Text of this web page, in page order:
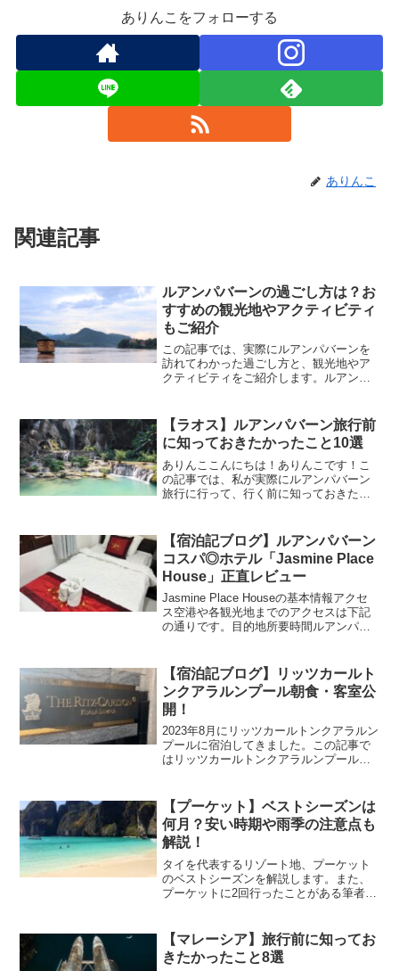
ありんこをフォローする
ありんこ
関連記事
ルアンパバーンの過ごし方は？お
すすめの観光地やアクティビティ
もご紹介
この記事では、実際にルアンパバーンを
訪れてわかった過ごし方と、観光地やア
クティビティをご紹介します。ルアンパ
は、メコン川で夕日を見ること。雄大な
メコン川で眺める夕日は、...
【ラオス】ルアンパバーン旅行前
に知っておきたかったこと10選
ありんここんにちは！ありんこです！こ
の記事では、私が実際にルアンパバーン
旅行に行って、行く前に知っておきたか
いかわからなかったりしたことがいくつ
かあったので、これからル...
【宿泊記ブログ】ルアンパバーン
コスパ◎ホテル「Jasmine Place
House」正直レビュー
Jasmine Place Houseの基本情報アクセ
ス空港や各観光地までのアクセスは下記
の通りです。目的地所要時間ルアンパバ
分ワット・シェントーン徒歩21分クア...
【宿泊記ブログ】リッツカールト
ンクアラルンプール朝食・客室公
開！
2023年8月にリッツカールトンクアラルン
プールに宿泊してきました。この記事で
はリッツカールトンクアラルンプールの
クアラルンプールへのアクセスリッツカ
ールトンクアラルン...
【プーケット】ベストシーズンは
何月？安い時期や雨季の注意点も
解説！
タイを代表するリゾート地、プーケット
のベストシーズンを解説します。また、
プーケットに2回行ったことがある筆者
は？プーケットの気候は熱帯モンスーン
気候に属し、乾季、暑季、雨...
【マレーシア】旅行前に知ってお
きたかったこと8選